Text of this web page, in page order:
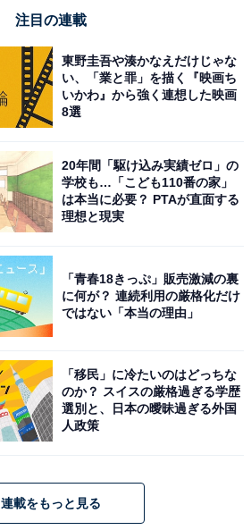
注目の連載
東野圭吾や湊かなえだけじゃな
い、「業と罪」を描く『映画ち
いかわ』から強く連想した映画
8選
20年間「駆け込み実績ゼロ」の
学校も…「こども110番の家」
は本当に必要？ PTAが直面する
理想と現実
「青春18きっぷ」販売激減の裏
に何が？ 連続利用の厳格化だけ
ではない「本当の理由」
「移民」に冷たいのはどっちな
のか？ スイスの厳格過ぎる学歴
選別と、日本の曖昧過ぎる外国
人政策
連載をもっと見る